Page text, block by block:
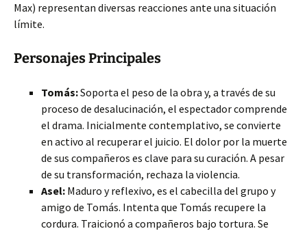
Max) representan diversas reacciones ante una situación
límite.
Personajes Principales
Tomás:Soporta el peso de la obra y, a través de su
proceso de desalucinación, el espectador comprende
el drama. Inicialmente contemplativo, se convierte
en activo al recuperar el juicio. El dolor por la muerte
de sus compañeros es clave para su curación. A pesar
de su transformación, rechaza la violencia.
Asel: Maduro y reflexivo, es el cabecilla del grupo y
amigo de Tomás. Intenta que Tomás recupere la
cordura. Traicionó a compañeros bajo tortura. Se